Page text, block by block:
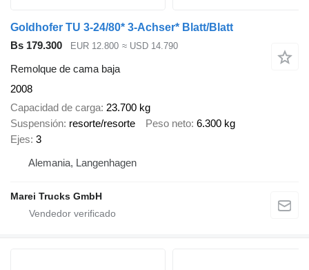
Goldhofer TU 3-24/80* 3-Achser* Blatt/Blatt
Bs 179.300
EUR 12.800 ≈ USD 14.790
Remolque de cama baja
2008
Capacidad de carga 23.700 kg
Suspensión resorte/resorte Peso neto 6.300 kg
Ejes 3
Alemania, Langenhagen
Marei Trucks GmbH